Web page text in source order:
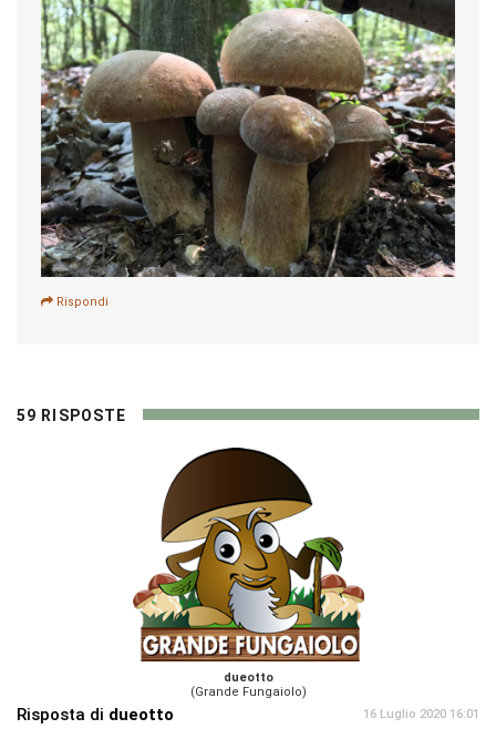
Rispondi
59 RISPOSTE
dueotto
(Grande Fungaiolo)
Risposta di dueotto 16 Luglio 2020 16:01